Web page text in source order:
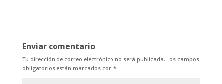
Enviar comentario
Tu dirección de correo electrónico no será publicada. Los campos
obligatorios están marcados con *